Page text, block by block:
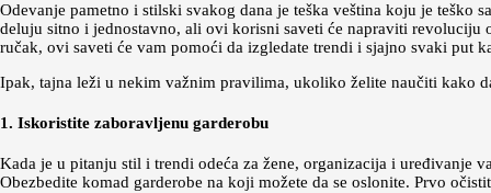
Odevanje pametno i stilski svakog dana je teška veština koju je teško
deluju sitno i jednostavno, ali ovi korisni saveti će napraviti
ručak, ovi saveti će vam pomoći da izgledate trendi i sjajno svaki put
Ipak, tajna leži u nekim važnim pravilima, ukoliko želite naučiti kako
1. Iskoristite zaboravljenu garderobu
Kada je u pitanju stil i trendi odeća za žene, organizacija i uređivanje
Obezbedite komad garderobe na koji možete da se oslonite. Prvo